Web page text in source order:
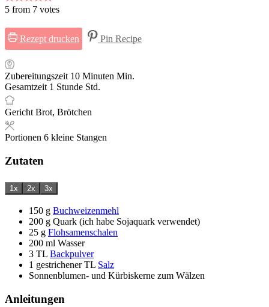
5 from 7 votes
Rezept drucken Pin Recipe
Zubereitungszeit 10 Minuten Min.
Gesamtzeit 1 Stunde Std.
Gericht Brot, Brötchen
Portionen 6 kleine Stangen
Zutaten
1x 2x 3x
150 g Buchweizenmehl
200 g Quark (ich habe Sojaquark verwendet)
25 g Flohsamenschalen
200 ml Wasser
3 TL Backpulver
1 gestrichener TL Salz
Sonnenblumen- und Kürbiskerne zum Wälzen
Anleitungen